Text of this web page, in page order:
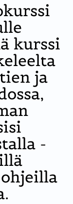
kurssi
ja
-